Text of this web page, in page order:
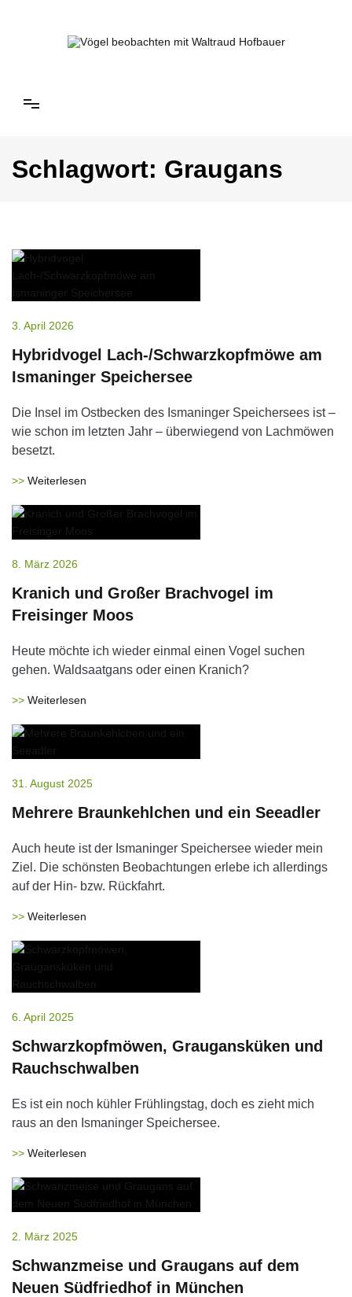
Schlagwort: Graugans
3. April 2026
Hybridvogel Lach-/Schwarzkopfmöwe am
Ismaninger Speichersee
Die Insel im Ostbecken des Ismaninger Speichersees ist –
wie schon im letzten Jahr – überwiegend von Lachmöwen
besetzt.
Weiterlesen
8. März 2026
Kranich und Großer Brachvogel im
Freisinger Moos
Heute möchte ich wieder einmal einen Vogel suchen
gehen. Waldsaatgans oder einen Kranich?
Weiterlesen
31. August 2025
Mehrere Braunkehlchen und ein Seeadler
Auch heute ist der Ismaninger Speichersee wieder mein
Ziel. Die schönsten Beobachtungen erlebe ich allerdings
auf der Hin- bzw. Rückfahrt.
Weiterlesen
6. April 2025
Schwarzkopfmöwen, Graugansküken und
Rauchschwalben
Es ist ein noch kühler Frühlingstag, doch es zieht mich
raus an den Ismaninger Speichersee.
Weiterlesen
2. März 2025
Schwanzmeise und Graugans auf dem
Neuen Südfriedhof in München